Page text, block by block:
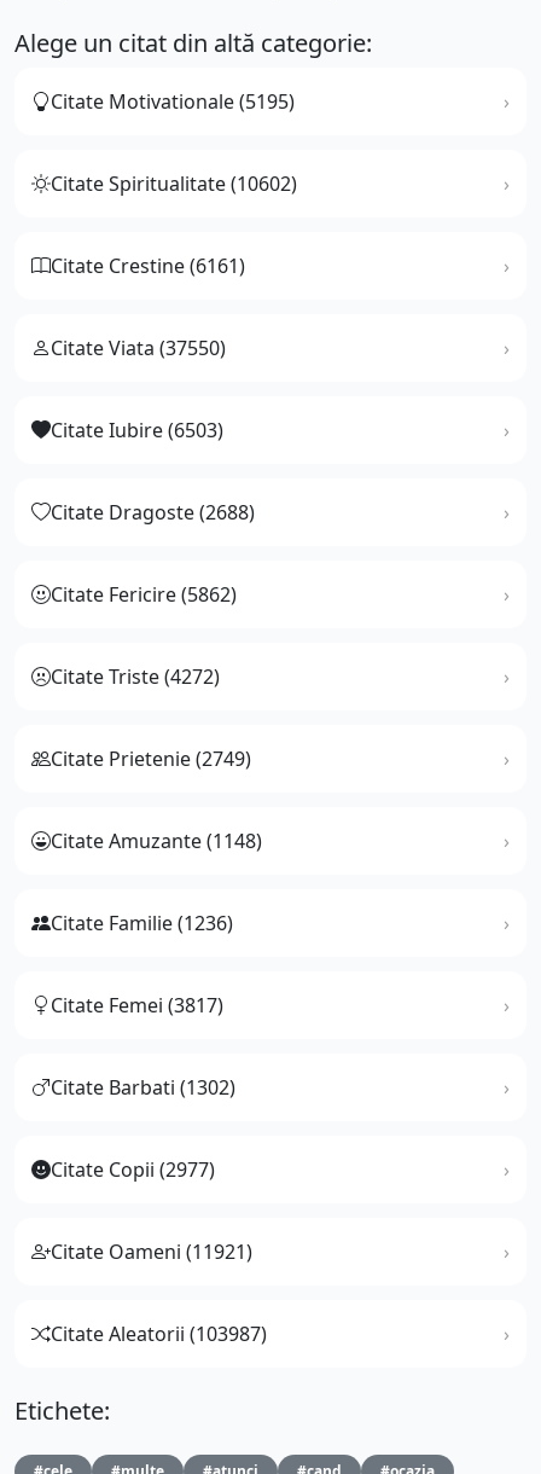
Alege un citat din altă categorie:
Citate Motivationale (5195)
Citate Spiritualitate (10602)
Citate Crestine (6161)
Citate Viata (37550)
Citate Iubire (6503)
Citate Dragoste (2688)
Citate Fericire (5862)
Citate Triste (4272)
Citate Prietenie (2749)
Citate Amuzante (1148)
Citate Familie (1236)
Citate Femei (3817)
Citate Barbati (1302)
Citate Copii (2977)
Citate Oameni (11921)
Citate Aleatorii (103987)
Etichete: